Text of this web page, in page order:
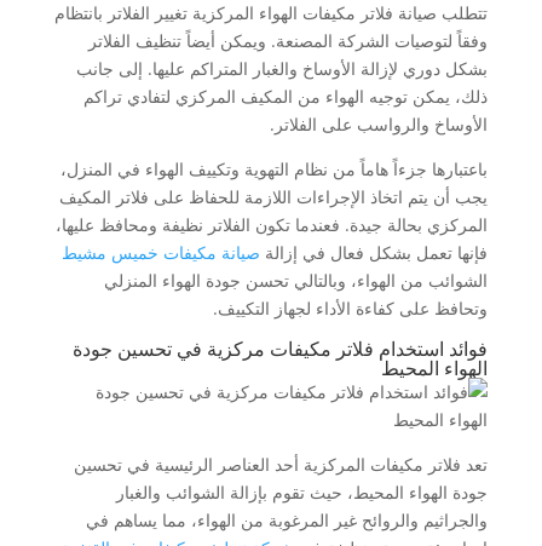
تتطلب صيانة فلاتر مكيفات الهواء المركزية تغيير الفلاتر بانتظام
وفقاً لتوصيات الشركة المصنعة. ويمكن أيضاً تنظيف الفلاتر
بشكل دوري لإزالة الأوساخ والغبار المتراكم عليها. إلى جانب
ذلك، يمكن توجيه الهواء من المكيف المركزي لتفادي تراكم
الأوساخ والرواسب على الفلاتر.
باعتبارها جزءاً هاماً من نظام التهوية وتكييف الهواء في المنزل،
يجب أن يتم اتخاذ الإجراءات اللازمة للحفاظ على فلاتر المكيف
المركزي بحالة جيدة. فعندما تكون الفلاتر نظيفة ومحافظ عليها،
فإنها تعمل بشكل فعال في إزالة صيانة مكيفات خميس مشيط
الشوائب من الهواء، وبالتالي تحسن جودة الهواء المنزلي
وتحافظ على كفاءة الأداء لجهاز التكييف.
فوائد استخدام فلاتر مكيفات مركزية في تحسين جودة
الهواء المحيط
تعد فلاتر مكيفات المركزية أحد العناصر الرئيسية في تحسين
جودة الهواء المحيط، حيث تقوم بإزالة الشوائب والغبار
والجراثيم والروائح غير المرغوبة من الهواء، مما يساهم في